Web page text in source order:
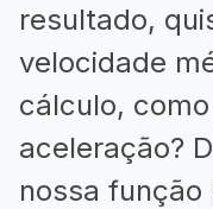
resultado,
velocidade
cálculo,
aceleração?
nossa função